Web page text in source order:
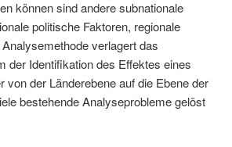
können sind andere subnationale
politische Faktoren, regionale
verlagert das
der Identifikation des Effektes eines
von der Länderebene auf die Ebene der
bestehende Analyseprobleme gelöst